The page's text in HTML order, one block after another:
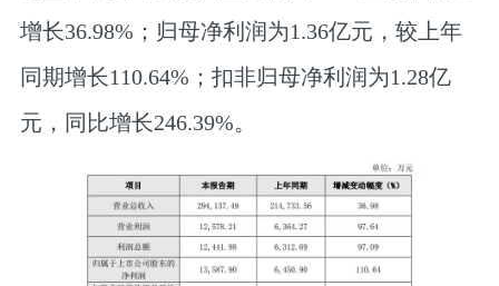
增长36.98%；归母净利润为1.36亿元，较上年
同期增长110.64%；扣非归母净利润为1.28亿
元，同比增长246.39%。